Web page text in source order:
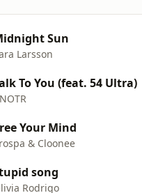
Sun
Larsson
To You (feat. 54 Ultra)
Your Mind
& Cloonee
song
Rodrigo